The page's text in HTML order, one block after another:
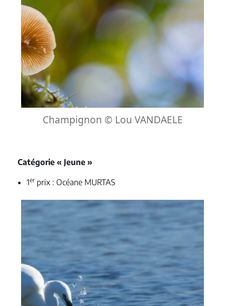
Champignon © Lou VANDAELE
Catégorie « Jeune »
1erprix : Océane MURTAS